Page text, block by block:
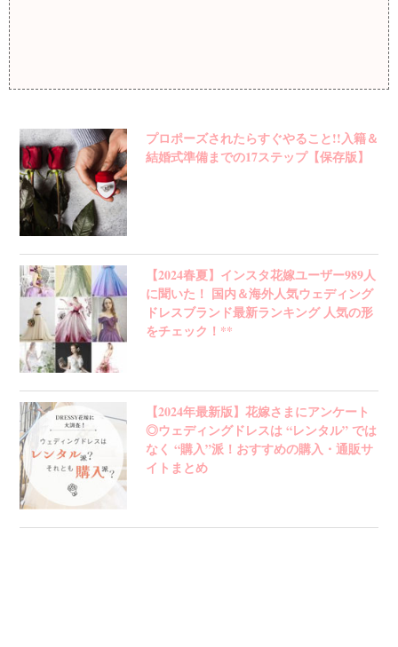
プロポーズされたらすぐやること!!入籍＆
結婚式準備までの17ステップ【保存版】
【2024春夏】インスタ花嫁ユーザー989人
に聞いた！ 国内＆海外人気ウェディング
ドレスブランド最新ランキング 人気の形
をチェック！**
【2024年最新版】花嫁さまにアンケート
◎ウェディングドレスは “レンタル” では
なく “購入”派！おすすめの購入・通販サ
イトまとめ